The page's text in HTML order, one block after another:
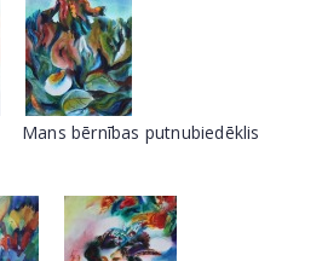
Mans bērnības putnubiedēklis